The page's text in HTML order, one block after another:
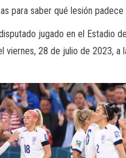
para saber qué lesión padece
jugado en el Estadio
viernes, 28 de julio de 2023, a